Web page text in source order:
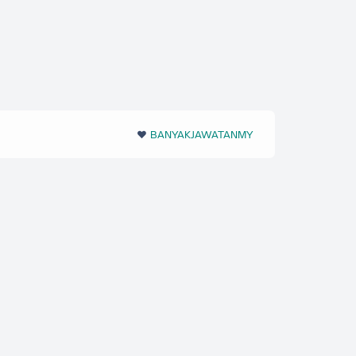
❤️‬ BANYAKJAWATANMY‪